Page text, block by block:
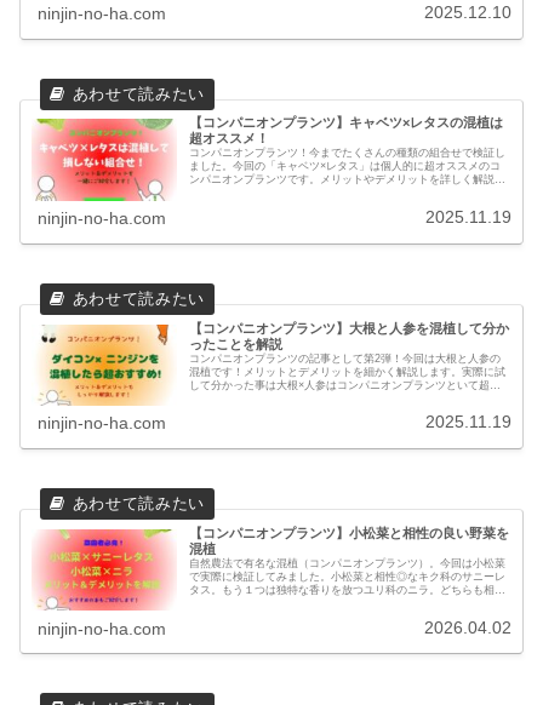
ninjin-no-ha.com 2025.12.10
【コンパニオンプランツ】キャベツ×レタスの混植は
超オススメ！
コンパニオンプランツ！今までたくさんの種類の組合せで検証し
ました。今回の「キャベツ×レタス」は個人的に超オススメのコ
ンパニオンプランツです。メリットやデメリットを詳しく解説し
ninjin-no-ha.com 2025.11.19
【コンパニオンプランツ】大根と人参を混植して分か
ったことを解説
コンパニオンプランツの記事として第2弾！今回は大根と人参の
混植です！メリットとデメリットを細かく解説します。実際に試
して分かった事は大根×人参はコンパニオンプランツといて超オ
ninjin-no-ha.com 2025.11.19
【コンパニオンプランツ】小松菜と相性の良い野菜を
混植
自然農法で有名な混植（コンパニオンプランツ）。今回は小松菜
で実際に検証してみました。小松菜と相性◎なキク科のサニーレ
タス。もう１つは独特な香りを放つユリ科のニラ。どちらも相性
ninjin-no-ha.com 2026.04.02